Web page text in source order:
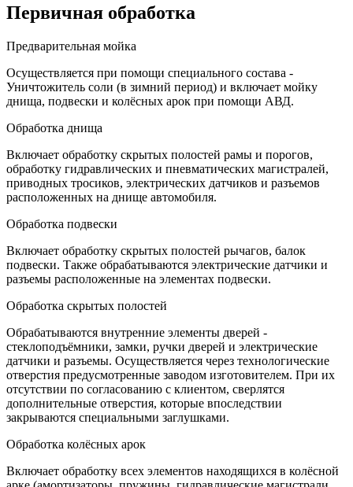
Первичная обработка
Предварительная мойка
Осуществляется при помощи специального состава -
Уничтожитель соли (в зимний период) и включает мойку
днища, подвески и колёсных арок при помощи АВД.
Обработка днища
Включает обработку скрытых полостей рамы и порогов,
обработку гидравлических и пневматических магистралей,
приводных тросиков, электрических датчиков и разъемов
расположенных на днище автомобиля.
Обработка подвески
Включает обработку скрытых полостей рычагов, балок
подвески. Также обрабатываются электрические датчики и
разъемы расположенные на элементах подвески.
Обработка скрытых полостей
Обрабатываются внутренние элементы дверей -
стеклоподъёмники, замки, ручки дверей и электрические
датчики и разъемы. Осуществляется через технологические
отверстия предусмотренные заводом изготовителем. При их
отсутствии по согласованию с клиентом, сверлятся
дополнительные отверстия, которые впоследствии
закрываются специальными заглушками.
Обработка колёсных арок
Включает обработку всех элементов находящихся в колёсной